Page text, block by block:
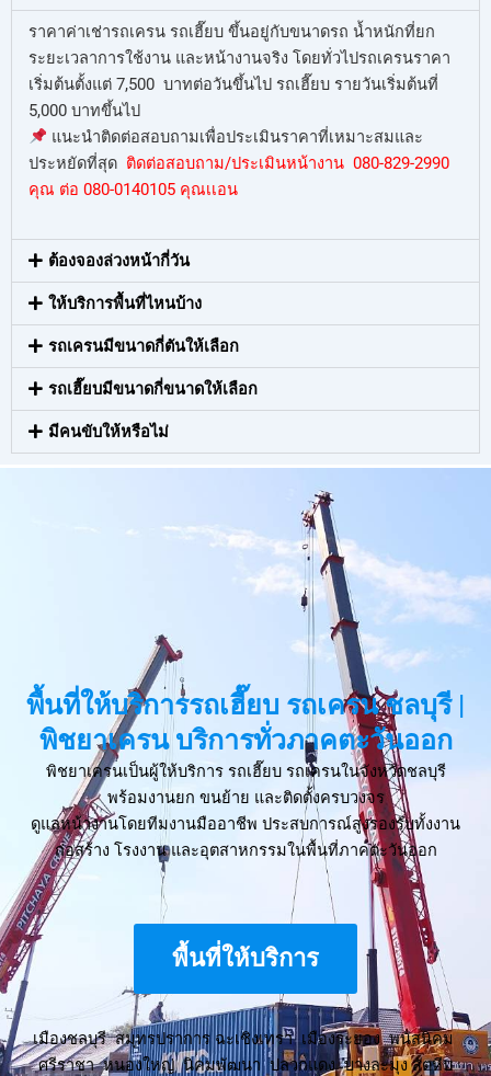
ราคาค่าเช่ารถเครน รถเฮี๊ยบ ขึ้นอยู่กับขนาดรถ น้ำหนักที่ยก
ระยะเวลาการใช้งาน และหน้างานจริง โดยทั่วไปรถเครนราคา
เริ่มต้นตั้งแต่ 7,500 บาทต่อวันขึ้นไป รถเฮี๊ยบ รายวันเริ่มต้นที่
5,000 บาทขึ้นไป
แนะนำติดต่อสอบถามเพื่อประเมินราคาที่เหมาะสมและ
ประหยัดที่สุด ติดต่อสอบถาม/ประเมินหน้างาน 080-829-2990
คุณ ต่อ 080-0140105 คุณเเอน
ต้องจองล่วงหน้ากี่วัน
ให้บริการพื้นที่ไหนบ้าง
รถเครนมีขนาดกี่ตันให้เลือก
รถเฮี๊ยบมีขนาดกี่ขนาดให้เลือก
มีคนขับให้หรือไม่
พื้นที่ให้บริการรถเฮี๊ยบ รถเครน ชลบุรี |
พิชยาเครน บริการทั่วภาคตะวันออก
พิชยาเครนเป็นผู้ให้บริการ รถเฮี๊ยบ รถเครนในจังหวัดชลบุรี
พร้อมงานยก ขนย้าย และติดตั้งครบวงจร
ดูแลหน้างานโดยทีมงานมืออาชีพ ประสบการณ์สูงรองรับทั้งงาน
ก่อสร้าง โรงงาน และอุตสาหกรรมในพื้นที่ภาคตะวันออก
พื้นที่ให้บริการ
เมืองชลบุรี สมุทรปราการ ฉะเชิงเทรา เมืองระยอง พนัสนิคม
ศรีราชา หนองใหญ่ นิคมพัฒนา ปลวกแดง บางละมุง สัตหีบ